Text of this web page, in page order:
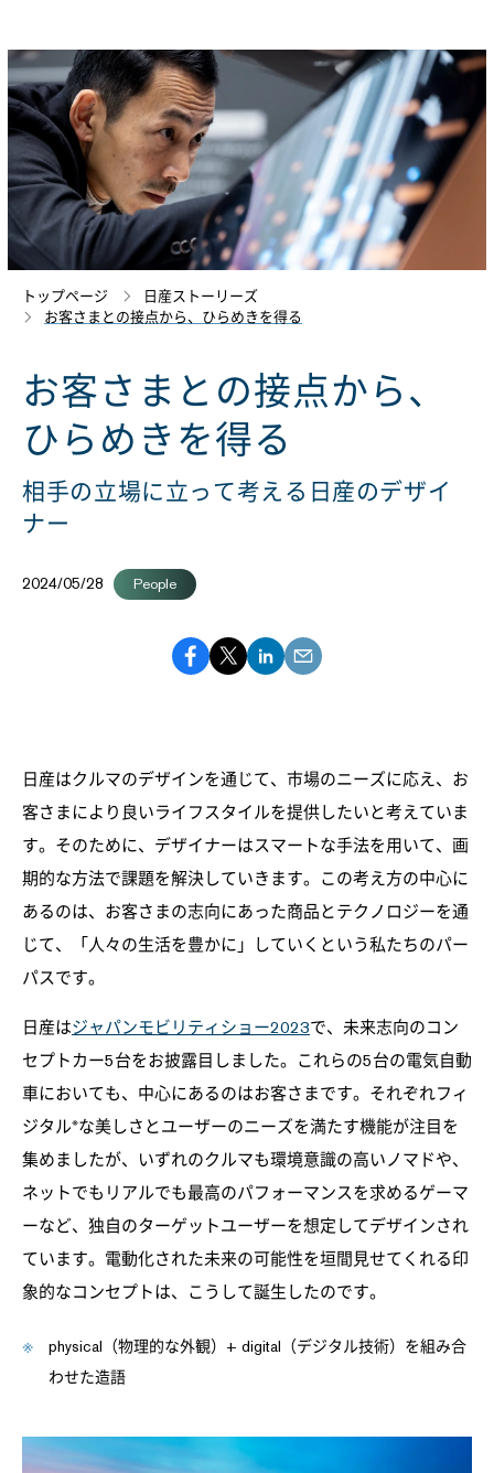
トップページ
日産ストーリーズ
お客さまとの接点から、ひらめきを得る
お客さまとの接点から、
ひらめきを得る
相手の立場に立って考える日産のデザイ
ナー
2024/05/28 People
日産はクルマのデザインを通じて、市場のニーズに応え、お
客さまにより良いライフスタイルを提供したいと考えていま
す。そのために、デザイナーはスマートな手法を用いて、画
期的な方法で課題を解決していきます。この考え方の中心に
あるのは、お客さまの志向にあった商品とテクノロジーを通
じて、「人々の生活を豊かに」していくという私たちのパー
パスです。
日産はジャパンモビリティショー2023で、未来志向のコン
セプトカー5台をお披露目しました。これらの5台の電気自動
車においても、中心にあるのはお客さまです。それぞれフィ
ジタル※な美しさとユーザーのニーズを満たす機能が注目を
集めましたが、いずれのクルマも環境意識の高いノマドや、
ネットでもリアルでも最高のパフォーマンスを求めるゲーマ
ーなど、独自のターゲットユーザーを想定してデザインされ
ています。電動化された未来の可能性を垣間見せてくれる印
象的なコンセプトは、こうして誕生したのです。
physical（物理的な外観）+ digital（デジタル技術）を組み合
わせた造語